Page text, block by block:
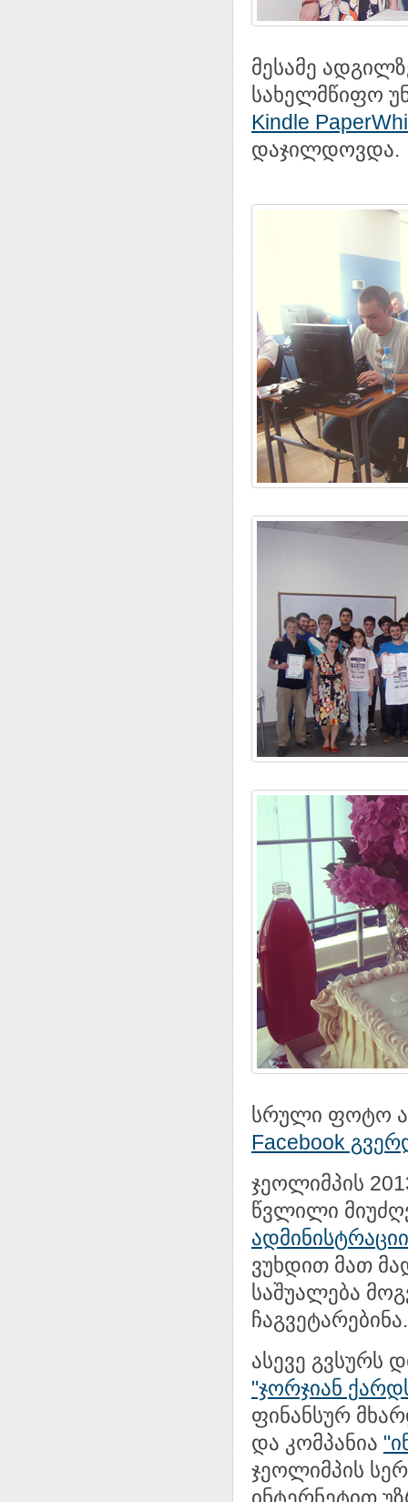
მესამე
სახელმწიფო
Kindle
დაჯილდოვდა.
სრული ფოტო
Facebook
ჯეოლიმპის
წვლილი
ვუხდით მათ
საშუალება
ჩაგვეტარებინა.
ასევე გვსურს
"ჯორჯიან
ფინანსურ
და კომპანია
ჯეოლიმპის